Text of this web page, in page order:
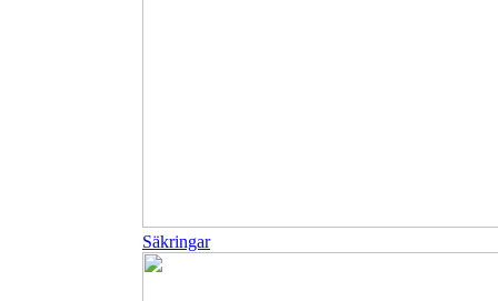
Säkringar